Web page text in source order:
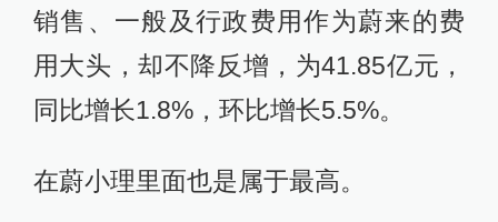
销售、一般及行政费用作为蔚来的费
用大头，却不降反增，为41.85亿元，
同比增长1.8%，环比增长5.5%。
在蔚小理里面也是属于最高。